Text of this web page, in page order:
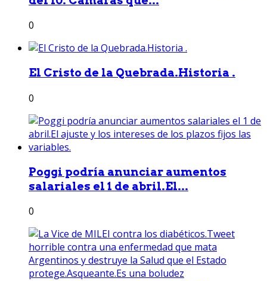
0
El Cristo de la Quebrada.Historia .
0
Poggi podría anunciar aumentos
salariales el 1 de abril.El...
0